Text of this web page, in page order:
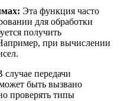
Эта функция часто
для обработки
получить
при вычислении
случае передачи
быть вызвано
проверять типы